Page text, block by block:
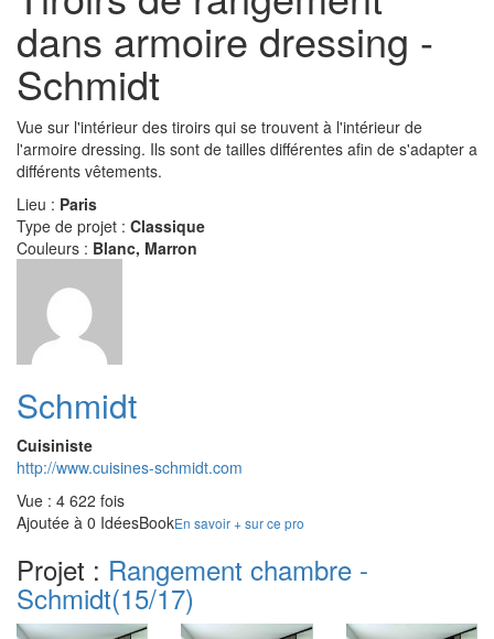
dans armoire dressing -
Schmidt
Vue sur l'intérieur des tiroirs qui se trouvent à l'intérieur de
l'armoire dressing. Ils sont de tailles différentes afin de s'adapter a
différents vêtements.
Lieu : Paris
Type de projet : Classique
Couleurs : Blanc, Marron
Schmidt
Cuisiniste
http://www.cuisines-schmidt.com
Vue : 4 622 fois
Ajoutée à 0 IdéesBookEn savoir + sur ce pro
Projet : Rangement chambre -
Schmidt(15/17)